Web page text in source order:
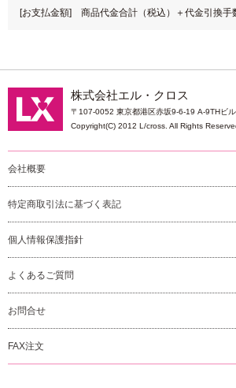
[お支払金額] 商品代金合計（税込）＋代金引換手
株式会社エル・クロス
〒107-0052 東京都港区赤坂9-6-19 A-9THビ
Copyright(C) 2012 L/cross. All Rights
会社概要
特定商取引法に基づく表記
個人情報保護指針
よくあるご質問
お問合せ
FAX注文